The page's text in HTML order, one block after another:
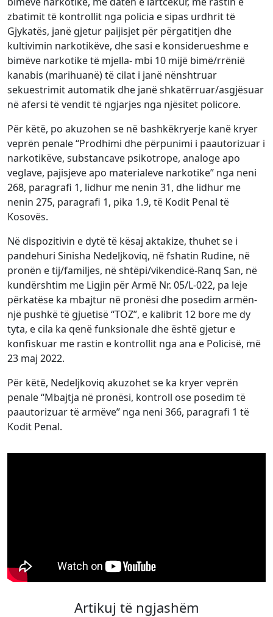
zbatimit të kontrollit nga policia e sipas urdhrit të
Gjykatës, janë gjetur paijisjet për përgatitjen dhe
kultivimin narkotikëve, dhe sasi e konsiderueshme e
bimëve narkotike të mjella- mbi 10 mijë bimë/rrënië
kanabis (marihuanë) të cilat i janë nënshtruar
sekuestrimit automatik dhe janë shkatërruar/asgjësuar
në afersi të vendit të ngjarjes nga njësitet policore.
Për këtë, po akuzohen se në bashkëkryerje kanë kryer
veprën penale “Prodhimi dhe përpunimi i paautorizuar i
narkotikëve, substancave psikotrope, analoge apo
veglave, pajisjeve apo materialeve narkotike” nga neni
268, paragrafi 1, lidhur me nenin 31, dhe lidhur me
nenin 275, paragrafi 1, pika 1.9, të Kodit Penal të
Kosovës.
Në dispozitivin e dytë të kësaj aktakize, thuhet se i
pandehuri Sinisha Nedeljkoviq, në fshatin Rudine, në
pronën e tij/familjes, në shtëpi/vikendicë-Ranq San, në
kundërshtim me Ligjin për Armë Nr. 05/L-022, pa leje
përkatëse ka mbajtur në pronësi dhe posedim armën-
një pushkë të gjuetisë “TOZ”, e kalibrit 12 bore me dy
tyta, e cila ka qenë funksionale dhe është gjetur e
konfiskuar me rastin e kontrollit nga ana e Policisë, më
23 maj 2022.
Për këtë, Nedeljkoviq akuzohet se ka kryer veprën
penale “Mbajtja në pronësi, kontroll ose posedim të
paautorizuar të armëve” nga neni 366, paragrafi 1 të
Kodit Penal.
Artikuj të ngjashëm